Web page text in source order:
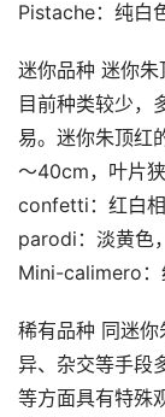
Pistache：纯白
迷你品种 迷你朱
目前种类较少，
易。迷你朱顶红
～40cm，叶片
confetti：红白
parodi：淡黄色
Mini-calimero：
稀有品种 同迷
异、杂交等手段
等方面具有特殊